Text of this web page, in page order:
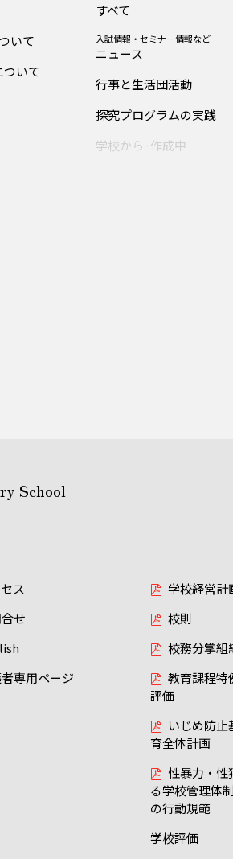
いて
いて
すべて
入試情報・セミナー情報など
ニュース
行事と生活団活動
探究プログラムの実践
学校からｰ作成中
School
ス
せ
専用ページ
学校経営計
校則
校務分掌組
教育課程特
評価
いじめ防
育全体計画
性暴力・性
る学校管理体
の行動規範
学校評価